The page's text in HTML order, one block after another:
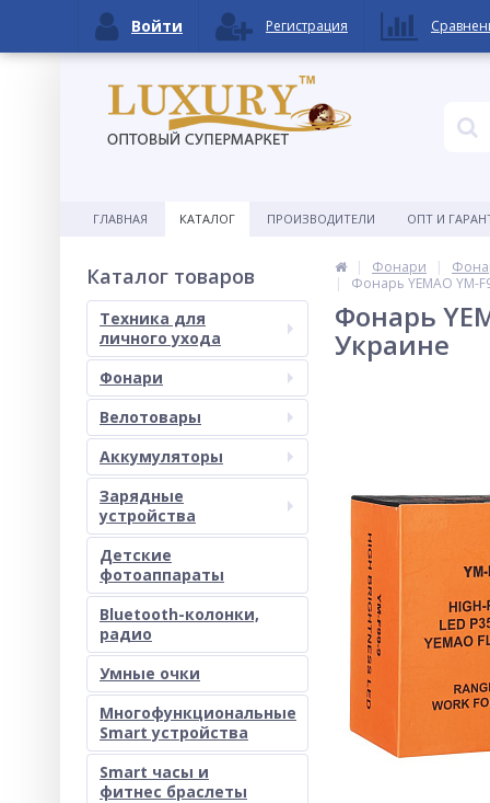
ГЛАВНАЯ КАТАЛОГ ПРОИЗВОДИТЕЛИ ОПТ И
Каталог товаров
Техника для
личного ухода
Фонари
Велотовары
Аккумуляторы
Зарядные
устройства
Детские
фотоаппараты
Bluetooth-колонки,
радио
Умные очки
Многофункциональные
Smart устройства
Smart часы и
фитнес браслеты
Фонари
Фонарь YEMAO YM-
Фонарь
Украине
Войти Регистрация